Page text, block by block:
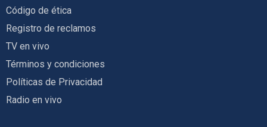
Código de ética
Registro de reclamos
TV en vivo
Términos y condiciones
Políticas de Privacidad
Radio en vivo